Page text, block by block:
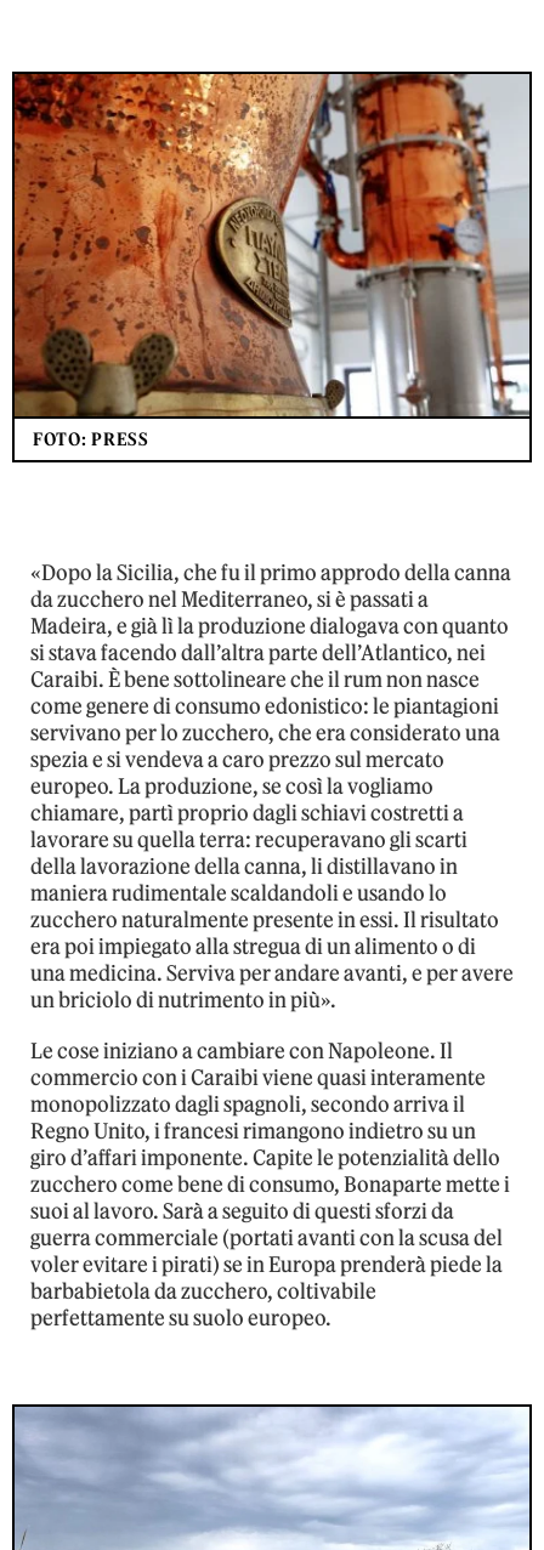
FOTO: PRESS
«Dopo la Sicilia, che fu il primo approdo della canna
da zucchero nel Mediterraneo, si è passati a
Madeira, e già lì la produzione dialogava con quanto
si stava facendo dall’altra parte dell’Atlantico, nei
Caraibi. È bene sottolineare che il rum non nasce
come genere di consumo edonistico: le piantagioni
servivano per lo zucchero, che era considerato una
spezia e si vendeva a caro prezzo sul mercato
europeo. La produzione, se così la vogliamo
chiamare, partì proprio dagli schiavi costretti a
lavorare su quella terra: recuperavano gli scarti
della lavorazione della canna, li distillavano in
maniera rudimentale scaldandoli e usando lo
zucchero naturalmente presente in essi. Il risultato
era poi impiegato alla stregua di un alimento o di
una medicina. Serviva per andare avanti, e per avere
un briciolo di nutrimento in più».
Le cose iniziano a cambiare con Napoleone. Il
commercio con i Caraibi viene quasi interamente
monopolizzato dagli spagnoli, secondo arriva il
Regno Unito, i francesi rimangono indietro su un
giro d’affari imponente. Capite le potenzialità dello
zucchero come bene di consumo, Bonaparte mette i
suoi al lavoro. Sarà a seguito di questi sforzi da
guerra commerciale (portati avanti con la scusa del
voler evitare i pirati) se in Europa prenderà piede la
barbabietola da zucchero, coltivabile
perfettamente su suolo europeo.